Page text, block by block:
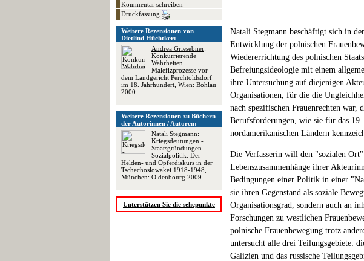
Kommentar schreiben
Druckfassung
Weitere Rezensionen von
Dietlind Hüchtker:
Andrea Griesebner:
Konkurrierende
Wahrheiten.
Malefizprozesse vor
dem Landgericht Perchtoldsdorf
im 18. Jahrhundert, Wien: Böhlau
2000
Weitere Rezensionen zu Büchern
der Autorinnen / Autoren:
Natali Stegmann:
Kriegsdeutungen -
Staatsgründungen -
Sozialpolitik. Der
Helden- und Opferdiskurs in der
Tschechoslowakei 1918-1948,
München: Oldenbourg 2009
Unterstützen Sie die sehepunkte
Natali Stegmann beschäftigt sich in
Entwicklung der polnischen
Wiedererrichtung des polnischen
Befreiungsideologie mit einem
ihre Untersuchung auf diejenigen
Organisationen, für die die
nach spezifischen Frauenrechten
Berufsforderungen, wie sie für das
nordamerikanischen Ländern
Die Verfasserin will den "sozialen
Lebenszusammenhänge ihrer
Bedingungen einer Politik in einer
sie ihren Gegenstand als soziale
Organisationsgrad, sondern auch an
Forschungen zu westlichen
polnische Frauenbewegung trotz
untersucht alle drei Teilungsgebiete:
Galizien und das russische